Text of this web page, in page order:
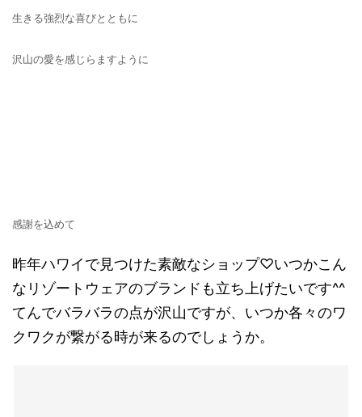
生きる強烈な喜びとともに
沢山の愛を感じらますように
感謝を込めて
昨年ハワイで見つけた素敵なショップ♡いつかこん
なリゾートウェアのブランドも立ち上げたいです^^
てんでバラバラの点が沢山ですが、いつか各々のワ
クワクが繋がる時が来るのでしょうか。